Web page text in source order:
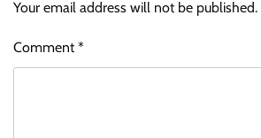
Your email address will not be published.
Comment*